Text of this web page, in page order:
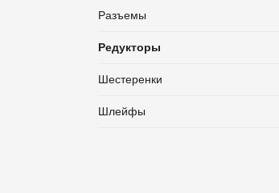
Разъемы
Редукторы
Шестеренки
Шлейфы